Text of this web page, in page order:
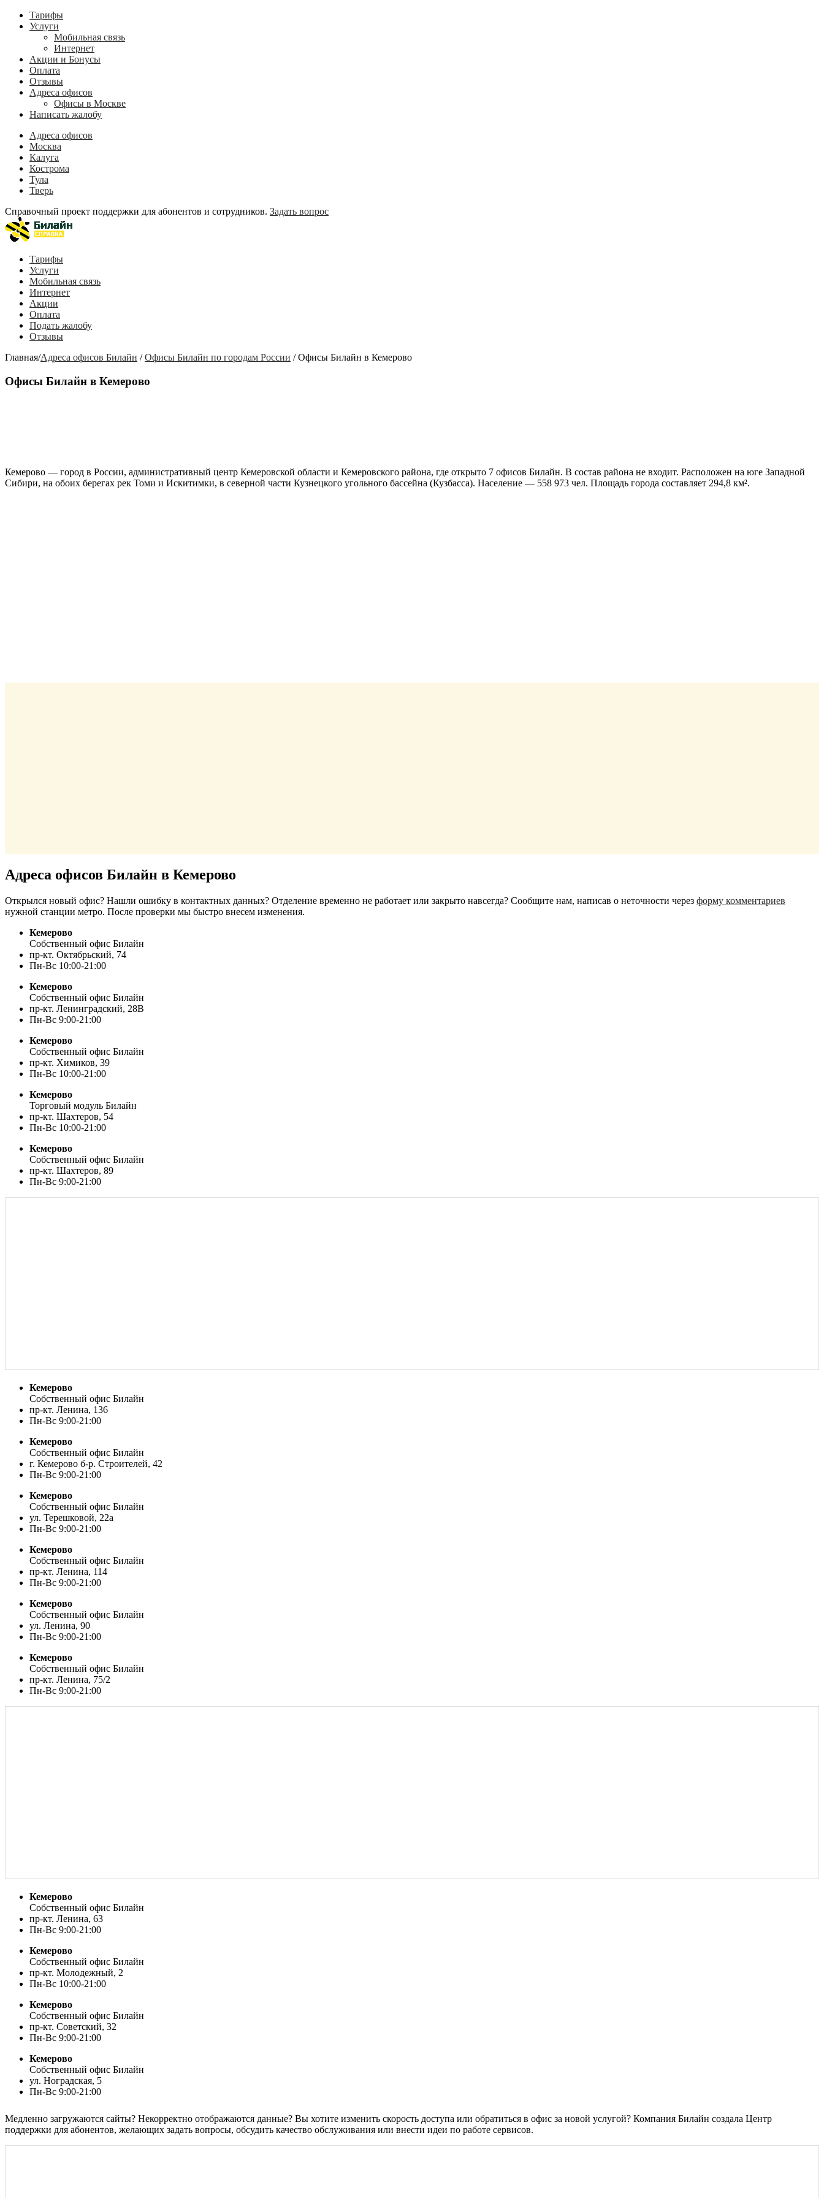
Тарифы
Услуги
Мобильная связь
Интернет
Акции и Бонусы
Оплата
Отзывы
Адреса офисов
Офисы в Москве
Написать жалобу
Адреса офисов
Москва
Калуга
Кострома
Тула
Тверь
Справочный проект поддержки для абонентов и сотрудников. Задать вопрос
Тарифы
Услуги
Мобильная связь
Интернет
Акции
Оплата
Подать жалобу
Отзывы
Главная/Адреса офисов Билайн / Офисы Билайн по городам России /Офисы Билайн в Кемерово
Офисы Билайн в Кемерово
Кемерово — город в России, административный центр Кемеровской области и Кемеровского района, где открыто 7 офисов Билайн. В состав района не входит. Расположен на юге Западной
Сибири, на обоих берегах рек Томи и Искитимки, в северной части Кузнецкого угольного бассейна (Кузбасса). Население — 558 973 чел. Площадь города составляет 294,8 км².
Адреса офисов Билайн в Кемерово
Открылся новый офис? Нашли ошибку в контактных данных? Отделение временно не работает или закрыто навсегда? Сообщите нам, написав о неточности через форму комментариев
нужной станции метро. После проверки мы быстро внесем изменения.
Кемерово
Собственный офис Билайн
пр-кт. Октябрьский, 74
Пн-Вс 10:00-21:00
Кемерово
Собственный офис Билайн
пр-кт. Ленинградский, 28В
Пн-Вс 9:00-21:00
Кемерово
Собственный офис Билайн
пр-кт. Химиков, 39
Пн-Вс 10:00-21:00
Кемерово
Торговый модуль Билайн
пр-кт. Шахтеров, 54
Пн-Вс 10:00-21:00
Кемерово
Собственный офис Билайн
пр-кт. Шахтеров, 89
Пн-Вс 9:00-21:00
Кемерово
Собственный офис Билайн
пр-кт. Ленина, 136
Пн-Вс 9:00-21:00
Кемерово
Собственный офис Билайн
г. Кемерово б-р. Строителей, 42
Пн-Вс 9:00-21:00
Кемерово
Собственный офис Билайн
ул. Терешковой, 22а
Пн-Вс 9:00-21:00
Кемерово
Собственный офис Билайн
пр-кт. Ленина, 114
Пн-Вс 9:00-21:00
Кемерово
Собственный офис Билайн
ул. Ленина, 90
Пн-Вс 9:00-21:00
Кемерово
Собственный офис Билайн
пр-кт. Ленина, 75/2
Пн-Вс 9:00-21:00
Кемерово
Собственный офис Билайн
пр-кт. Ленина, 63
Пн-Вс 9:00-21:00
Кемерово
Собственный офис Билайн
пр-кт. Молодежный, 2
Пн-Вс 10:00-21:00
Кемерово
Собственный офис Билайн
пр-кт. Советский, 32
Пн-Вс 9:00-21:00
Кемерово
Собственный офис Билайн
ул. Ноградская, 5
Пн-Вс 9:00-21:00
Медленно загружаются сайты? Некорректно отображаются данные? Вы хотите изменить скорость доступа или обратиться в офис за новой услугой? Компания Билайн создала Центр
поддержки для абонентов, желающих задать вопросы, обсудить качество обслуживания или внести идеи по работе сервисов.